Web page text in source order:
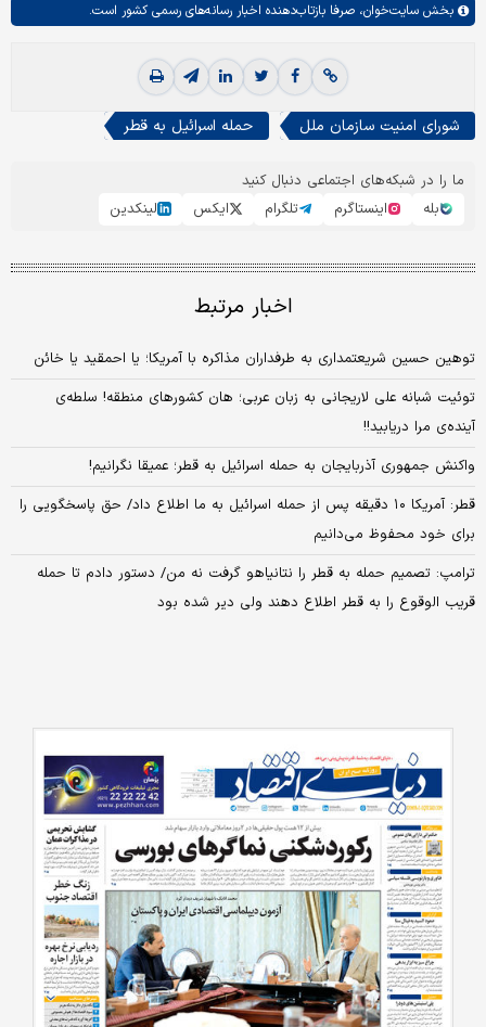
بخش سایت‌خوان، صرفا بازتاب‌دهنده اخبار رسانه‌های رسمی کشور است.
شورای امنیت سازمان ملل حمله اسرائیل به قطر
ما را در شبکه‌های اجتماعی دنبال کنید
بله
اینستاگرم تلگرام ایکس لینکدین
اخبار مرتبط
توهین حسین شریعتمداری به طرفداران مذاکره با آمریکا؛ یا احمقید یا خائن
توئیت شبانه علی لاریجانی به زبان عربی؛ هان کشورهای منطقه! سلطه‌ی
آینده‌ی مرا دریابید!!
واکنش جمهوری آذربایجان به حمله اسرائیل به قطر؛ عمیقا نگرانیم!
قطر: آمریکا ۱۰ دقیقه پس از حمله اسرائیل به ما اطلاع داد/ حق پاسخگویی را
برای خود محفوظ می‌دانیم
ترامپ: تصمیم حمله به قطر را نتانیاهو گرفت نه من/ دستور دادم تا حمله
قریب الوقوع را به قطر اطلاع دهند ولی دیر شده بود